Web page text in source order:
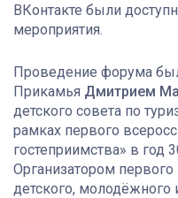
ВКонтакте были
мероприятия.
Проведение форума
Прикамья Дмитрием
детского совета по
рамках первого
гостеприимства» в год
Организатором
детского, молодёжного